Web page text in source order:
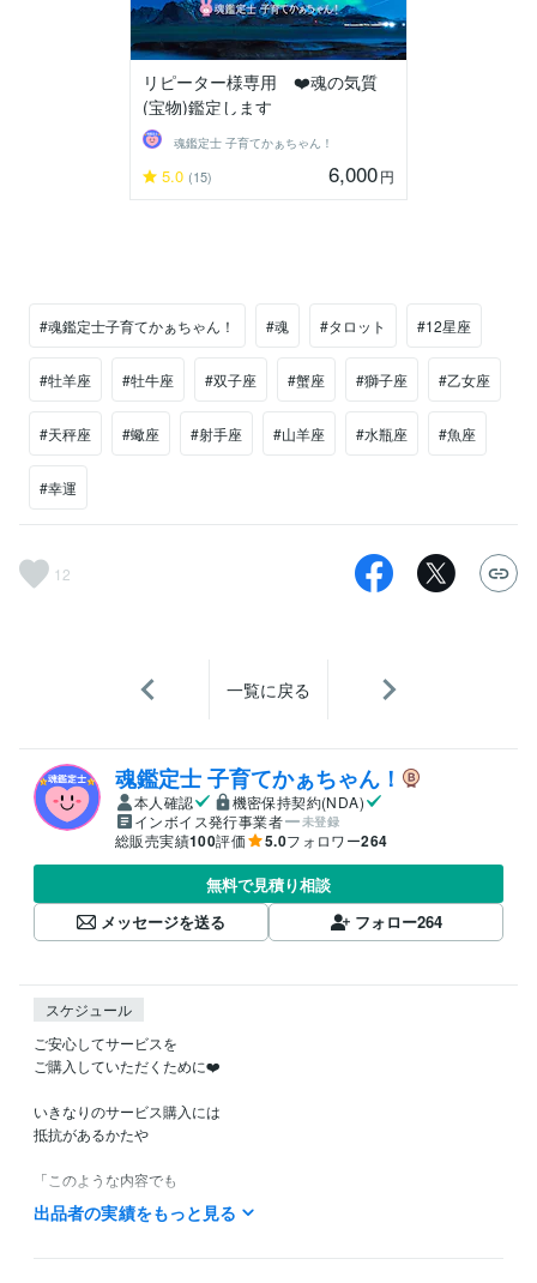
リピーター様専用 ❤️魂の気質
(宝物)鑑定します
魂鑑定士 子育てかぁちゃん！
5.0 (15) 6,000円
#魂鑑定士子育てかぁちゃん！ #魂 #タロット #12星座
#牡羊座 #牡牛座 #双子座 #蟹座 #獅子座 #乙女座
#天秤座 #蠍座 #射手座 #山羊座 #水瓶座 #魚座
#幸運
12
一覧に戻る
魂鑑定士 子育てかぁちゃん！
本人確認
機密保持契約(NDA)
インボイス発行事業者
未登録
総販売実績100評価 5.0フォロワー264
無料で見積り相談
メッセージを送る
フォロー264
スケジュール
ご安心してサービスを
ご購入していただくために❤️
いきなりのサービス購入には
抵抗があるかたや
「このような内容でも
鑑定してもらえるのかなぁ？」など
出品者の実績をもっと見る